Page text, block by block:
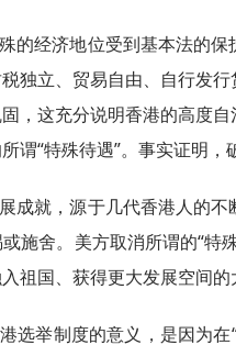
的经济地位受到基本法的
独立、贸易自由、自行发
，这充分说明香港的高度
谓“特殊待遇”。事实证明，
成就，源于几代香港人的不
施舍。美方取消所谓的“特
祖国、获得更大发展空间的
选举制度的意义，是因为在